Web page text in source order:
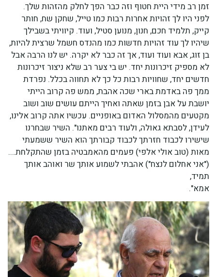
זמן רב מידי היית חטוף וזה כבר הפך לחלק מהזהות שלך.
לפני היו לך זהויות אחרות רבות כמו טייל, שחקן שח, חותר
קייק, תלמיד חכם, חנון, מנוען סטיל, ועוד. קיוויתי בשבילך
שיהיו לך עוד זהויות חדשות כמו מהנדס חשמל שרצית להיות,
בן זוג, אבא ועוד ועוד, אך זה כבר לא יקרה. יש לנו הרבה אבל
לא מספיק זיכרונות יחד. יש בי צער רב שלא ניצור זיכרונות
חדשים יחד, שחוויות רבות כל כך לא תחווה בכלל. נפרדת
ממך פה באדמת בארי שכה אהבת, ממש פה קרוב הייתי
יושבת על אבן בזמן שאתה ואחיך הייתם עושים שוב ושוב
מקטעים מהמסלול האדום באופניים. עכשיו אתה קרוב אלינו,
לעידן, לסבתא גאולה, ולעוד רבים מאתנו". השיר שבחרנו
שישירו לכבוד חזרתך לכבוד קבורתך הוא השיר ששמעתי
מאות (טוב אולי אלפי) פעמים מהאמבטיה בזמן שהתקלחת….
("אני אחלום לנצח") אהבתי לשמוע אותך שר ואוהב אותך
תמיד,
אמא".